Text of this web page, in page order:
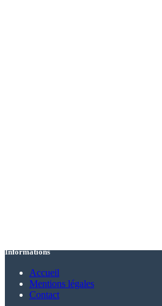
Informations
Accueil
Mentions légales
Contact